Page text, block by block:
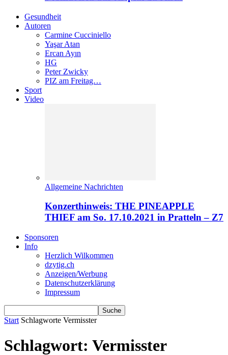
Gesundheit
Autoren
Carmine Cucciniello
Yaşar Atan
Ercan Ayın
HG
Peter Zwicky
PIZ am Freitag…
Sport
Video
Allgemeine Nachrichten
Konzerthinweis: THE PINEAPPLE
THIEF am So. 17.10.2021 in Pratteln – Z7
Sponsoren
Info
Herzlich Wilkommen
dzytig.ch
Anzeigen/Werbung
Datenschutzerklärung
Impressum
Start Schlagworte Vermisster
Schlagwort: Vermisster